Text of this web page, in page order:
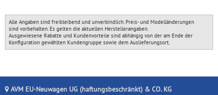
Alle Angaben sind freibleibend und unverbindlich. Preis- und Modelländerungen
sind vorbehalten. Es gelten die aktuellen Herstellerangaben.
Ausgewiesene Rabatte und Kundenvorteile sind abhängig von der am Ende der
Konfiguration gewählten Kundengruppe sowie dem Auslieferungsort.
AVM EU-Neuwagen UG (haftungsbeschränkt) & CO. KG